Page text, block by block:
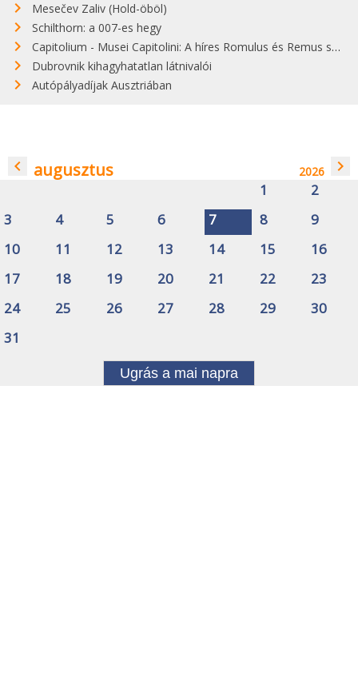
Mesečev Zaliv (Hold-öböl)
Schilthorn: a 007-es hegy
Capitolium - Musei Capitolini: A híres Romulus és Remus szobor őrzője
Dubrovnik kihagyhatatlan látnivalói
Autópályadíjak Ausztriában
navigate_before augusztus 2026 navigate_next
1
2
3
4 5 6 7 8
9
10
11 12 13 14 15
16
17
18 19 20 21 22
23
24
25 26 27 28 29
30
31
Ugrás a mai napra